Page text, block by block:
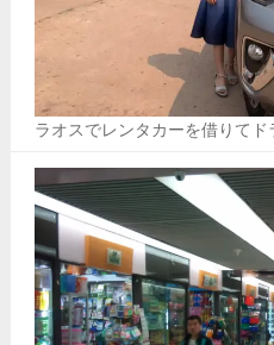
ラオスでレンタカーを借りてド